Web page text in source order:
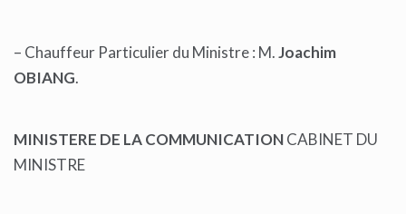
– Chauffeur Particulier du Ministre : M.Joachim
OBIANG.
MINISTERE DE LA COMMUNICATIONCABINET DU
MINISTRE